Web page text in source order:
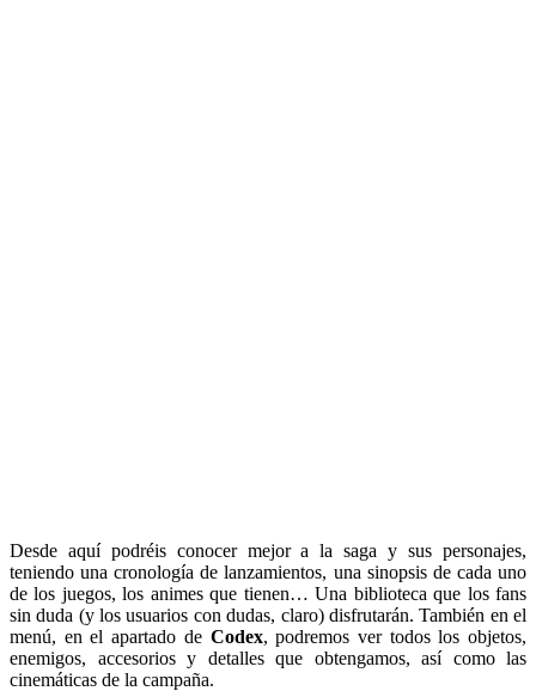
Desde aquí podréis conocer mejor a la saga y sus personajes,
teniendo una cronología de lanzamientos, una sinopsis de cada uno
de los juegos, los animes que tienen… Una biblioteca que los fans
sin duda (y los usuarios con dudas, claro) disfrutarán. También en el
menú, en el apartado de Codex, podremos ver todos los objetos,
enemigos, accesorios y detalles que obtengamos, así como las
cinemáticas de la campaña.